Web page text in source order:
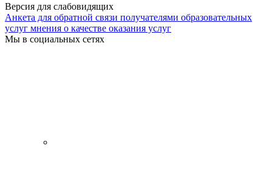
Версия для слабовидящих
Анкета для обратной связи получателями образовательных
услуг мнения о качестве оказания услуг
Мы в социальных сетях